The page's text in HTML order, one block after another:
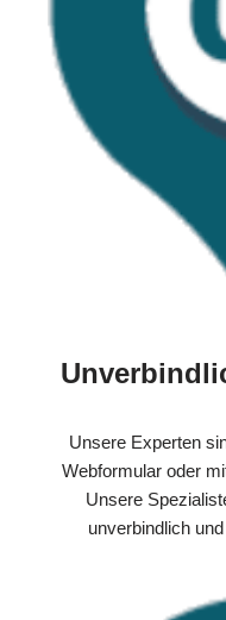
Unsere Experten
Webformular oder
Unsere
unverbindlich